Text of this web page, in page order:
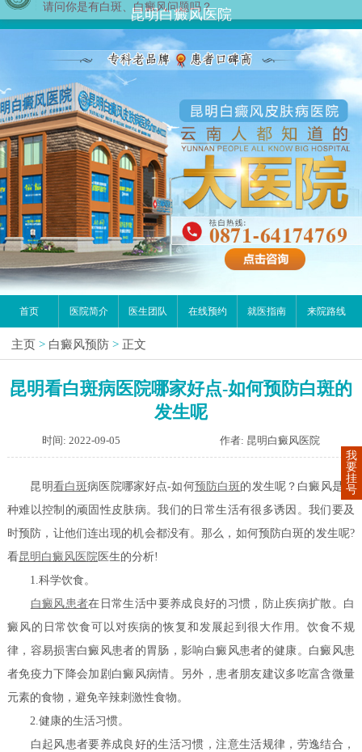
昆明白癜风医院
首页 医院简介 医生团队 在线预约 就医指南 来院路线
主页 > 白癜风预防 > 正文
昆明看白斑病医院哪家好点-如何预防白斑的
发生呢
时间: 2022-09-05 作者: 昆明白癜风医院
昆明看白斑病医院哪家好点-如何预防白斑的发生呢？白癜风是一
种难以控制的顽固性皮肤病。我们的日常生活有很多诱因。我们要及
时预防，让他们连出现的机会都没有。那么，如何预防白斑的发生呢?
看昆明白癜风医院 医生的分析!
1.科学饮食。
白癜风患者在日常生活中要养成良好的习惯，防止疾病扩散。白
癜风的日常饮食可以对疾病的恢复和发展起到很大作用。饮食不规
律，容易损害白癜风患者的胃肠，影响白癜风患者的健康。白癜风患
者免疫力下降会加剧白癜风病情。另外，患者朋友建议多吃富含微量
元素的食物，避免辛辣刺激性食物。
2.健康的生活习惯。
白起风患者要养成良好的生活习惯，注意生活规律，劳逸结合，
我
要
挂
号